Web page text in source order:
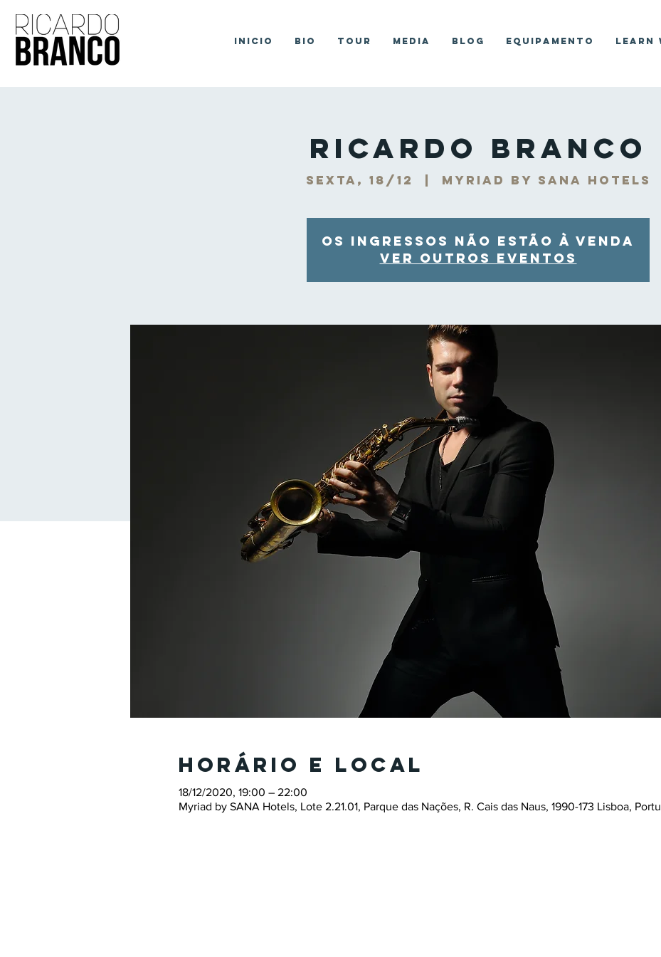
Inicio Bio Tour Media Blog Equipamento Learn
Ricardo Branco
sexta, 18/12 Myriad by SANA Hotels
Os ingressos não estão à venda
Ver outros eventos
Horário e local
18/12/2020, 19:00 – 22:00
Myriad by SANA Hotels, Lote 2.21.01, Parque das Nações, R. Cais das Naus, 1990-173 Lisboa,